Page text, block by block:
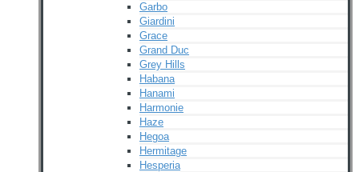
Garbo
Giardini
Grace
Grand Duc
Grey Hills
Habana
Hanami
Harmonie
Haze
Hegoa
Hermitage
Hesperia